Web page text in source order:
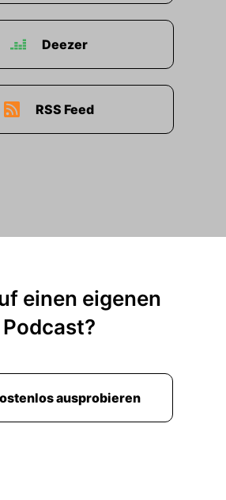
Deezer
RSS Feed
einen eigenen
Podcast?
ausprobieren